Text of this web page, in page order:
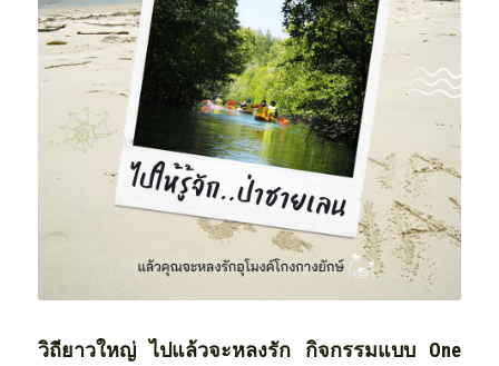
วิถียาวใหญ่ ไปแล้วจะหลงรัก กิจกรรมแบบ One